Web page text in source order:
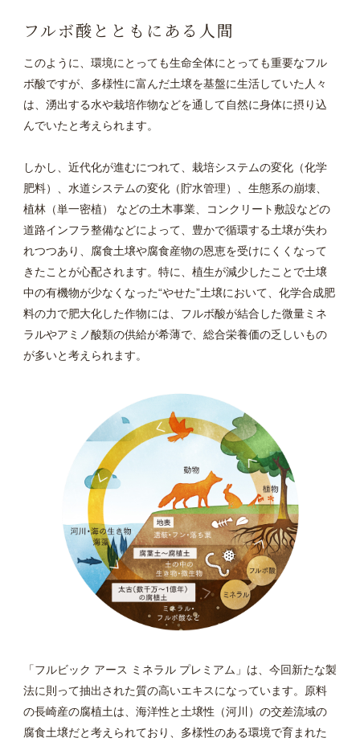
フルボ酸とともにある人間
このように、環境にとっても生命全体にとっても重要なフル
ボ酸ですが、多様性に富んだ土壌を基盤に生活していた人々
は、湧出する水や栽培作物などを通して自然に身体に摂り込
んでいたと考えられます。
しかし、近代化が進むにつれて、栽培システムの変化（化学
肥料）、水道システムの変化（貯水管理）、生態系の崩壊、
植林（単一密植） などの土木事業、コンクリート敷設などの
道路インフラ整備などによって、豊かで循環する土壌が失わ
れつつあり、腐食土壌や腐食産物の恩恵を受けにくくなって
きたことが心配されます。特に、植生が減少したことで土壌
中の有機物が少なくなった“やせた”土壌において、化学合成肥
料の力で肥大化した作物には、フルボ酸が結合した微量ミネ
ラルやアミノ酸類の供給が希薄で、総合栄養価の乏しいもの
が多いと考えられます。
「フルビック アース ミネラル プレミアム」は、今回新たな製
法に則って抽出された質の高いエキスになっています。原料
の長崎産の腐植土は、海洋性と土壌性（河川）の交差流域の
腐食土壌だと考えられており、多様性のある環境で育まれた